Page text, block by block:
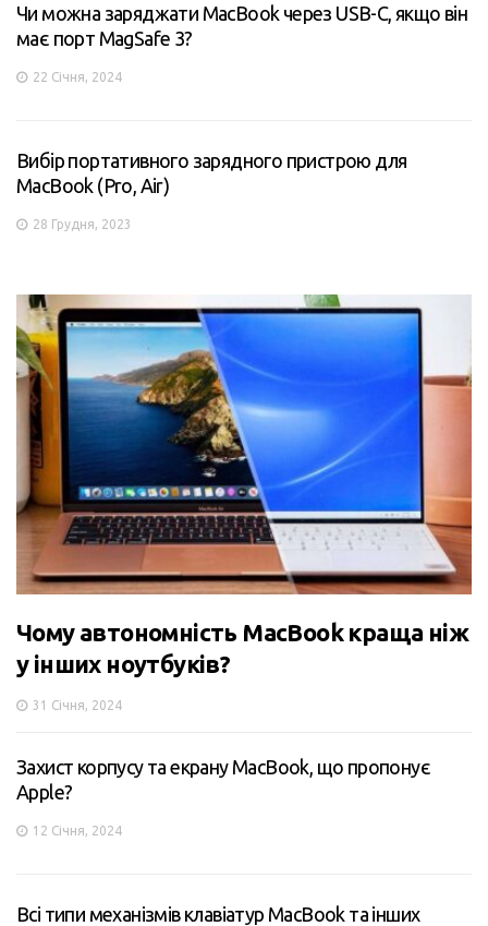
Чи можна заряджати MacBook через USB-C, якщо він
має порт MagSafe 3?
22 Січня, 2024
Вибір портативного зарядного пристрою для
MacBook (Pro, Air)
28 Грудня, 2023
Чому автономність MacBook краща ніж
у інших ноутбуків?
31 Січня, 2024
Захист корпусу та екрану MacBook, що пропонує
Apple?
12 Січня, 2024
Всі типи механізмів клавіатур MacBook та інших